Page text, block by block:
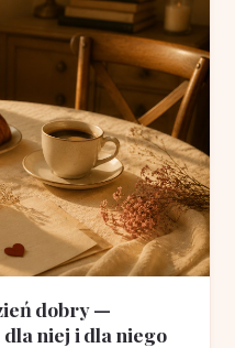
dobry —
niej i dla niego